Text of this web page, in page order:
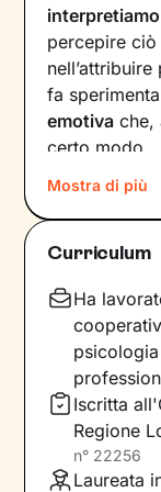
interpretiamo
percepire
nell’attribuire
fa
emotiva che,
certo modo.
Col passare
virtuosi ma
benessere e
andando a
Nei nostri
indagare
influenzano
tua vita.
Mostra di più
Curriculum
Ha
Iscritta
Regione
n° 22256
Laureata